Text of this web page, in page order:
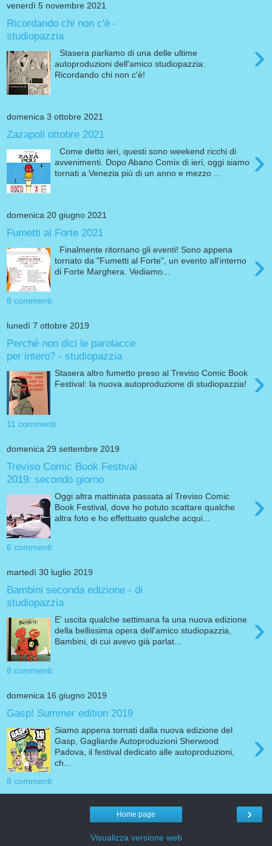
venerdì 5 novembre 2021
Ricordando chi non c'è -
studiopazzia
›
Stasera parliamo di una delle ultime
autoproduzioni dell'amico studiopazzia:
Ricordando chi non c'è!
domenica 3 ottobre 2021
Zazapoli ottobre 2021
›
Come detto ieri, questi sono weekend ricchi di
avvenimenti. Dopo Abano Comix di ieri, oggi siamo
tornati a Venezia più di un anno e mezzo ...
domenica 20 giugno 2021
Fumetti al Forte 2021
›
Finalmente ritornano gli eventi! Sono appena
tornato da "Fumetti al Forte", un evento all'interno
di Forte Marghera. Vediamo...
8 commenti:
lunedì 7 ottobre 2019
Perché non dici le parolacce
per intero? - studiopazzia
›
Stasera altro fumetto preso al Treviso Comic Book
Festival: la nuova autoproduzione di studiopazzia!
11 commenti:
domenica 29 settembre 2019
Treviso Comic Book Festival
2019: secondo giorno
›
Oggi altra mattinata passata al Treviso Comic
Book Festival, dove ho potuto scattare qualche
altra foto e ho effettuato qualche acqui...
6 commenti:
martedì 30 luglio 2019
Bambini seconda edizione - di
studiopazzia
›
E' uscita qualche settimana fa una nuova edizione
della bellissima opera dell'amico studiopazzia,
Bambini, di cui avevo già parlat...
8 commenti:
domenica 16 giugno 2019
Gasp! Summer edition 2019
›
Siamo appena tornati dalla nuova edizione del
Gasp, Gagliarde Autoproduzioni Sherwood
Padova, il festival dedicato alle autoproduzioni,
ch...
8 commenti:
›
Home page
Visualizza versione web